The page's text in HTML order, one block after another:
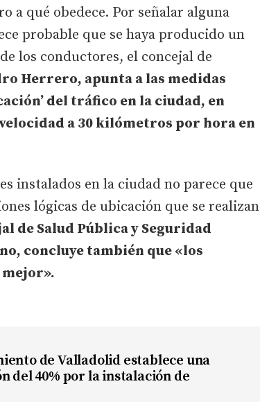
a qué obedece. Por señalar alguna
probable que se haya producido un
los conductores, el concejal de
Herrero, apunta a las medidas
del tráfico en la ciudad, en
a 30 kilómetros por hora en
instalados en la ciudad no parece que
lógicas de ubicación que se realizan
de Salud Pública y Seguridad
concluye también que «los
de Valladolid establece una
del 40% por la instalación de